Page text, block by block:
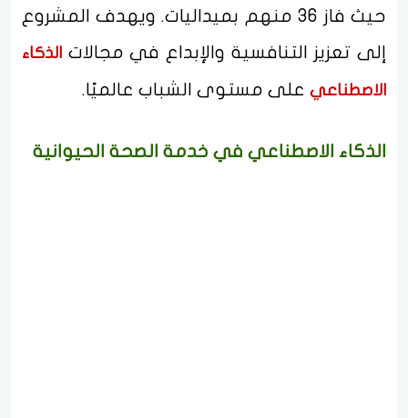
حيث فاز 36 منهم بميداليات. ويهدف المشروع
إلى تعزيز التنافسية والإبداع في مجالات الذكاء
الاصطناعي على مستوى الشباب عالميًا.
الذكاء الاصطناعي في خدمة الصحة الحيوانية